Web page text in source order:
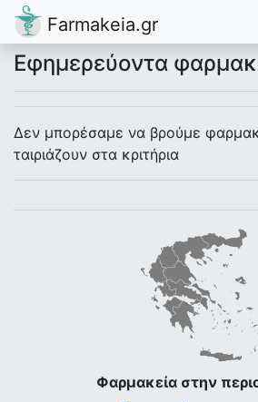
Farmakeia.gr
Εφημερεύοντα
Δεν μπορέσαμε να βρούμε
ταιριάζουν στα κριτήρια
Φαρμακεία στην